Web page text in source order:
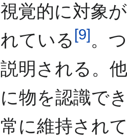
視覚的に対象
れている [9]。
説明される。
に物を認識で
常に維持され